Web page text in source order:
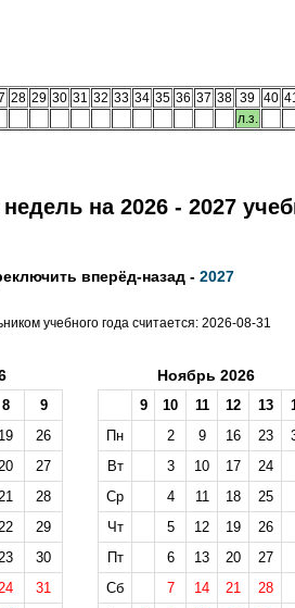
28 29 30 31 32 33 34 35 36 37 38 39 40
л.з.
на 2026 - 2027
вперёд-назад - 2027
учебного года считается: 2026-08-31
8
9
19
26
27
28
29
30
31
Ноябрь 2026
9 10 11 12 13
Пн
2 9 16 23
Вт
3 10 17
24
Ср
4 11 18
25
Чт
5 12 19
26
Пт
6 13 20
27
Сб
7 14 21
28